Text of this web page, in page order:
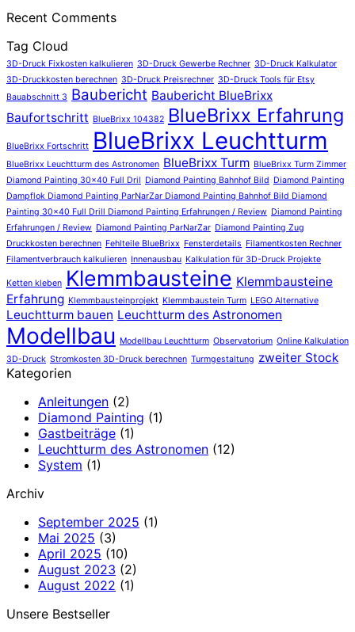
Recent Comments
Tag Cloud
3D-Druck Fixkosten kalkulieren 3D-Druck Gewerbe Rechner 3D-Druck Kalkulator
3D-Druckkosten berechnen 3D-Druck Preisrechner 3D-Druck Tools für Etsy
Bauabschnitt 3 Baubericht Baubericht BlueBrixx
Baufortschritt BlueBrixx 104382 BlueBrixx Erfahrung
BlueBrixx Fortschritt BlueBrixx Leuchtturm
BlueBrixx Leuchtturm des Astronomen BlueBrixx Turm BlueBrixx Turm Zimmer
Diamond Painting 30x40 Full Dril Diamond Painting Bahnhof Bild Diamond Painting
Dampflok Diamond Painting ParNarZar Diamond Painting Bahnhof Bild Diamond
Painting 30x40 Full Drill Diamond Painting Erfahrungen / Review Diamond Painting
Erfahrungen / Review Diamond Painting ParNarZar Diamond Painting Zug
Druckkosten berechnen Fehlteile BlueBrixx Fensterdetails Filamentkosten Rechner
Filamentverbrauch kalkulieren Innenausbau Kalkulation für 3D-Druck Projekte
Ketten kleben Klemmbausteine Klemmbausteine
Erfahrung Klemmbausteinprojekt Klemmbaustein Turm LEGO Alternative
Leuchtturm bauen Leuchtturm des Astronomen
Modellbau Modellbau Leuchtturm Observatorium Online Kalkulation
3D-Druck Stromkosten 3D-Druck berechnen Turmgestaltung zweiter Stock
Kategorien
Anleitungen (2)
Diamond Painting (1)
Gastbeiträge (1)
Leuchtturm des Astronomen (12)
System (1)
Archiv
September 2025 (1)
Mai 2025 (3)
April 2025 (10)
August 2023 (2)
August 2022 (1)
Unsere Bestseller